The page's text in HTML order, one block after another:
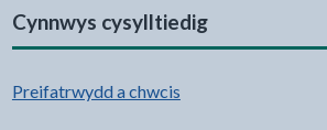
Cynnwys cysylltiedig
Preifatrwydd a chwcis